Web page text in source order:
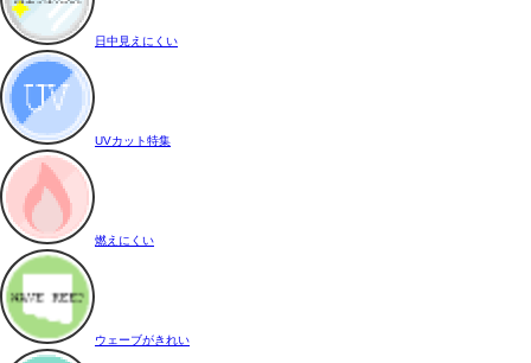
日中見えにくい
UVカット特集
燃えにくい
ウェーブがきれい